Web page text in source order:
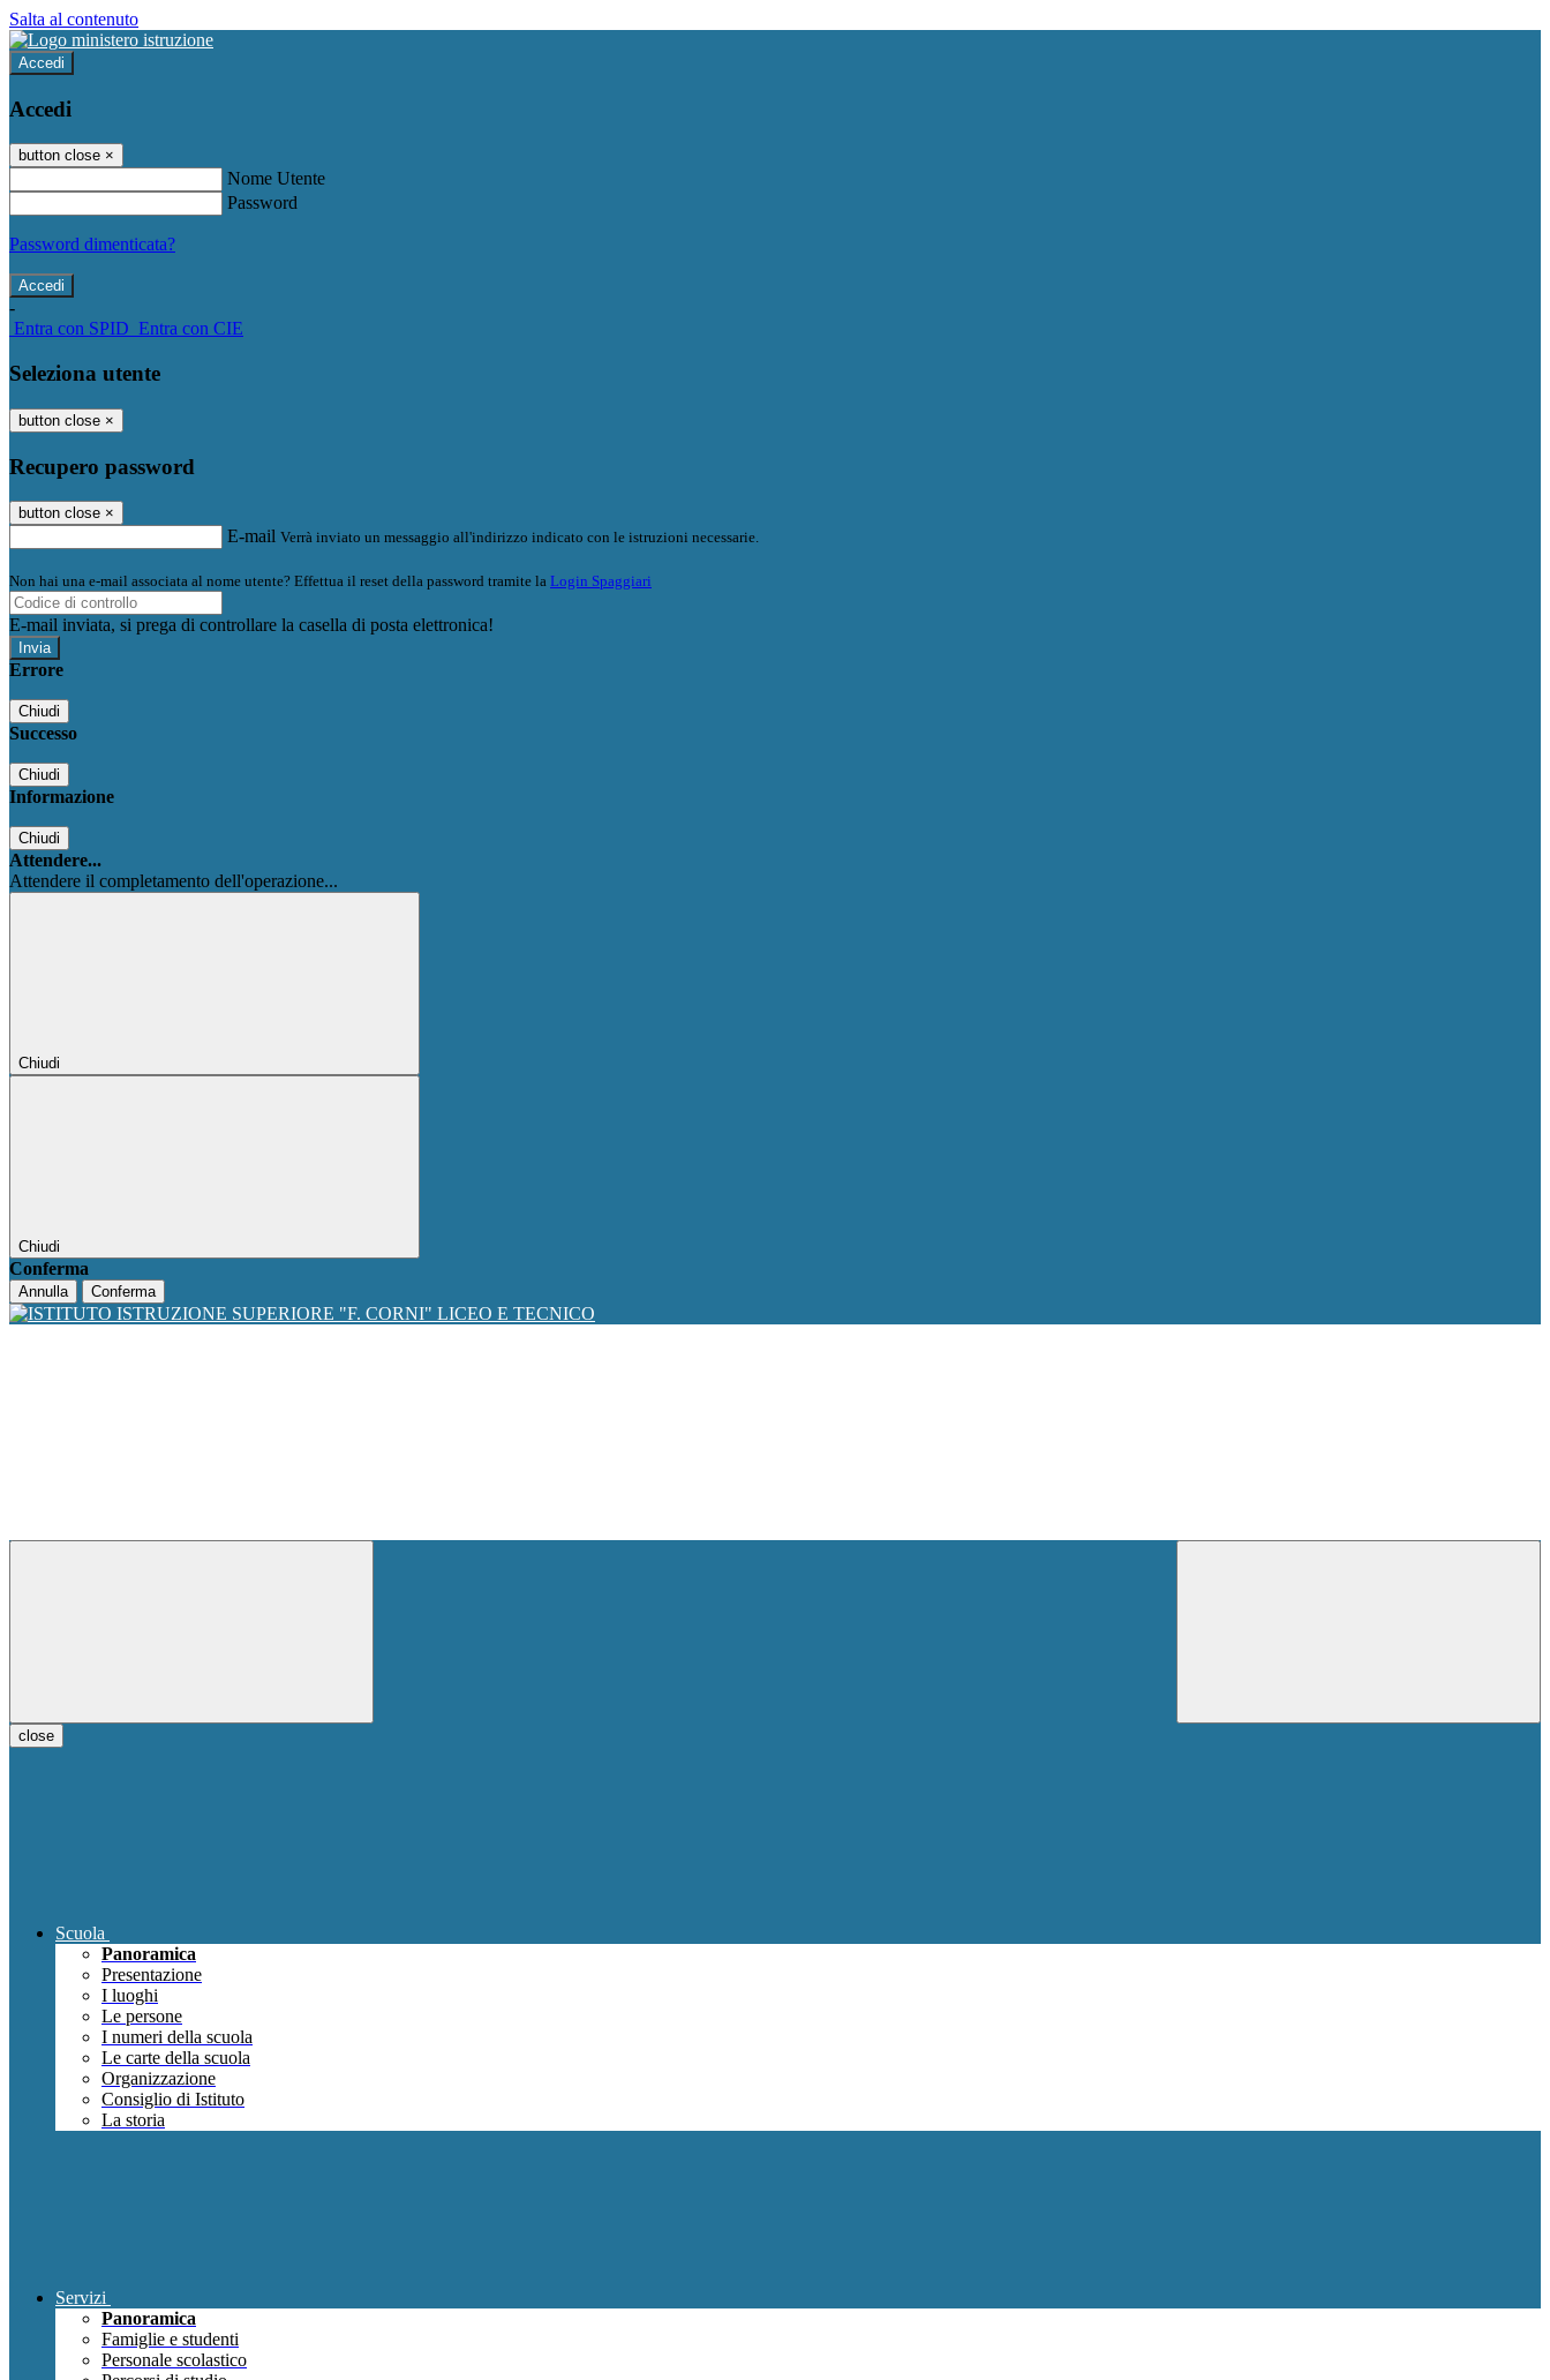
Salta al contenuto
Accedi
Accedi
button close ×
Nome Utente
Password
Password dimenticata?
-
Entra con SPID Entra con CIE
Seleziona utente
button close ×
Recupero password
button close ×
E-mail Verrà inviato un messaggio all'indirizzo indicato con le istruzioni necessarie.
Non hai una e-mail associata al nome utente? Effettua il reset della password tramite la Login Spaggiari
E-mail inviata, si prega di controllare la casella di posta elettronica!
Errore
Chiudi
Successo
Chiudi
Informazione
Chiudi
Attendere...
Attendere il completamento dell'operazione...
Chiudi
Chiudi
Conferma
Annulla Conferma
close
Scuola
Panoramica
Presentazione
I luoghi
Le persone
I numeri della scuola
Le carte della scuola
Organizzazione
Consiglio di Istituto
La storia
Servizi
Panoramica
Famiglie e studenti
Personale scolastico